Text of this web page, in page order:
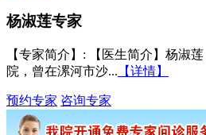
杨淑莲专家
【专家简介】 : 【医生简介】杨淑
院，曾在漯河市沙... 【详情】
预约专家 咨询专家